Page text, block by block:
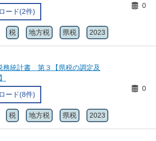
ード(2件)
0
税 地方税 県税 2023
務統計書 第３【県税の調定及
ード(8件)
0
税 地方税 県税 2023